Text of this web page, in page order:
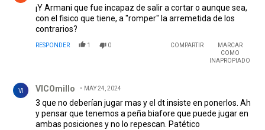
¡Y Armani que fue incapaz de salir a cortar o aunque sea,
con el fisico que tiene, a "romper" la arremetida de los
contrarios?
RESPONDER 1 0 COMPARTIR
MARCAR
COMO
INAPROPIADO
VI VICOmillo MAY 24, 2024
3 que no deberían jugar mas y el dt insiste en ponerlos. Ah
y pensar que tenemos a peña biafore que puede jugar en
ambas posiciones y no lo repescan. Patético